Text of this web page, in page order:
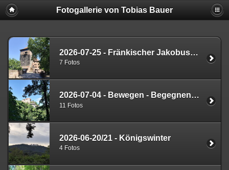
Fotogallerie von Tobias Bauer
2026-07-25 - Fränkischer Jakobusweg - Kalchreuth - Nürnberg
7 Fotos
2026-07-04 - Bewegen - Begegnen - Besinnen - Burg Rabenstein
11 Fotos
2026-06-20/21 - Königswinter
4 Fotos